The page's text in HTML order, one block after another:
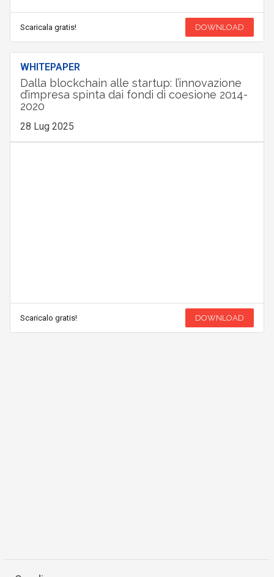
Scaricala gratis! DOWNLOAD
WHITEPAPER
Dalla blockchain alle startup: l’innovazione
d’impresa spinta dai fondi di coesione 2014-
2020
28 Lug 2025
Scaricalo gratis! DOWNLOAD